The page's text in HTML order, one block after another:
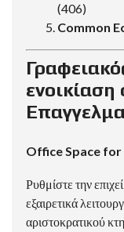
(406)
Common
Office Space for
Ρυθμίστε την
εξαιρετικά
αριστοκρατικού